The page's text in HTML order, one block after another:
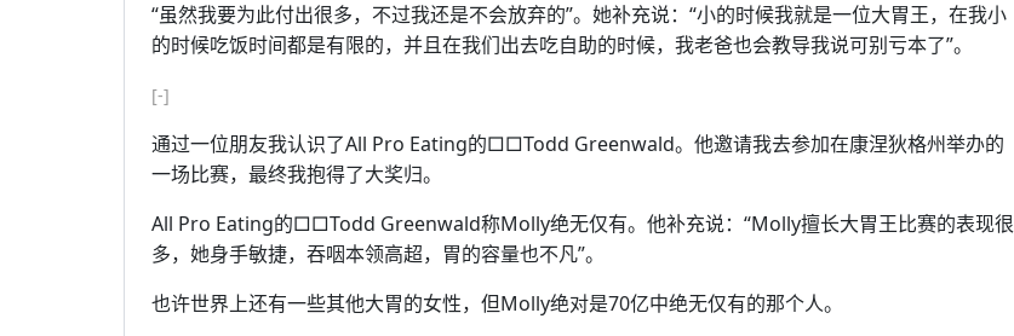
“虽然我要为此付出很多，不过我还是不会放弃的”。她补充说：“小的时候我就是一位大胃王，在我小
的时候吃饭时间都是有限的，并且在我们出去吃自助的时候，我老爸也会教导我说可别亏本了”。
[-]
通过一位朋友我认识了All Pro Eating的□□Todd Greenwald。他邀请我去参加在康涅狄格州举办的
一场比赛，最终我抱得了大奖归。
All Pro Eating的□□Todd Greenwald称Molly绝无仅有。他补充说：“Molly擅长大胃王比赛的表现很
多，她身手敏捷，吞咽本领高超，胃的容量也不凡”。
也许世界上还有一些其他大胃的女性，但Molly绝对是70亿中绝无仅有的那个人。